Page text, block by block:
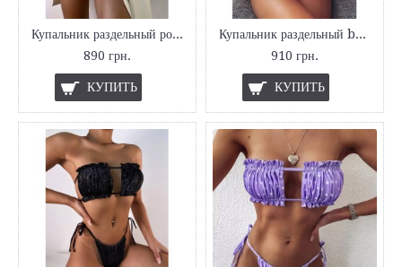
Купальник раздельный розовый
890 грн.
КУПИТЬ
Купальник раздельный bando bikini top
910 грн.
КУПИТЬ